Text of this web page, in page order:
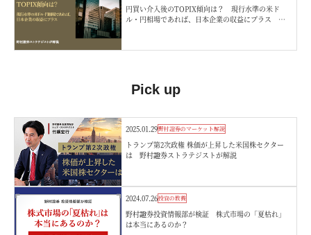
円買い介入後のTOPIX傾向は？ 現行水準の米ド
ル・円相場であれば、日本企業の収益にプラス 野
Pick up
2025.01.29野村證券のマーケット解説
トランプ第2次政権 株価が上昇した米国株セクター
は 野村證券ストラテジストが解説
2024.07.26投資の教養
野村證券投資情報部が検証 株式市場の「夏枯れ」
は本当にあるのか？